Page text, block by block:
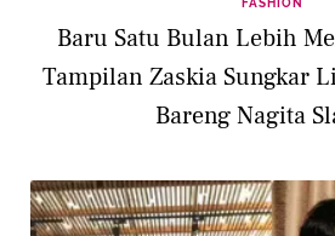
Baru Satu Bulan Lebih
Tampilan Zaskia Sungkar
Bareng Nagita